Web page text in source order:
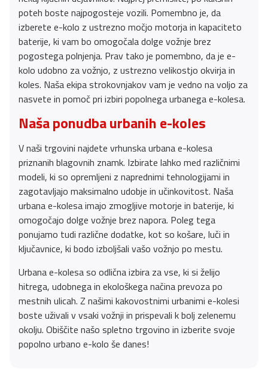
poteh boste najpogosteje vozili. Pomembno je, da
izberete e-kolo z ustrezno močjo motorja in kapaciteto
baterije, ki vam bo omogočala dolge vožnje brez
pogostega polnjenja. Prav tako je pomembno, da je e-
kolo udobno za vožnjo, z ustrezno velikostjo okvirja in
koles. Naša ekipa strokovnjakov vam je vedno na voljo za
nasvete in pomoč pri izbiri popolnega urbanega e-kolesa.
Naša ponudba urbanih e-koles
V naši trgovini najdete vrhunska urbana e-kolesa
priznanih blagovnih znamk. Izbirate lahko med različnimi
modeli, ki so opremljeni z naprednimi tehnologijami in
zagotavljajo maksimalno udobje in učinkovitost. Naša
urbana e-kolesa imajo zmogljive motorje in baterije, ki
omogočajo dolge vožnje brez napora. Poleg tega
ponujamo tudi različne dodatke, kot so košare, luči in
ključavnice, ki bodo izboljšali vašo vožnjo po mestu.
Urbana e-kolesa so odlična izbira za vse, ki si želijo
hitrega, udobnega in ekološkega načina prevoza po
mestnih ulicah. Z našimi kakovostnimi urbanimi e-kolesi
boste uživali v vsaki vožnji in prispevali k bolj zelenemu
okolju. Obiščite našo spletno trgovino in izberite svoje
popolno urbano e-kolo še danes!